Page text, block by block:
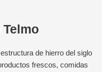
de hierro del siglo
frescos, comidas